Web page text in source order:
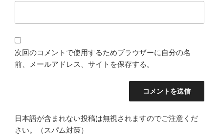
次回のコメントで使用するためブラウザーに自分の名
前、メールアドレス、サイトを保存する。
日本語が含まれない投稿は無視されますのでご注意くだ
さい。（スパム対策）